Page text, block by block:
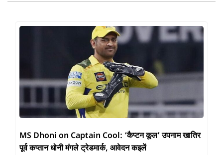
MS Dhoni on Captain Cool: ‘कैप्टन कूल’ उपनाम खातिर
पूर्व कप्तान धोनी मंगले ट्रेडमार्क, आवेदन कइलें